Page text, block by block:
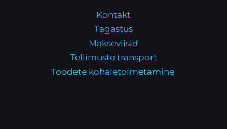
Kontakt
Tagastus
Makseviisid
Tellimuste transport
Toodete kohaletoimetamine